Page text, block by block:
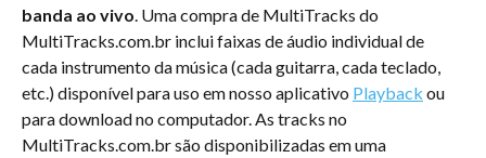
banda ao vivo. Uma compra de MultiTracks do
MultiTracks.com.br inclui faixas de áudio individual de
cada instrumento da música (cada guitarra, cada teclado,
etc.) disponível para uso em nosso aplicativo Playback ou
para download no computador. As tracks no
MultiTracks.com.br são disponibilizadas em uma